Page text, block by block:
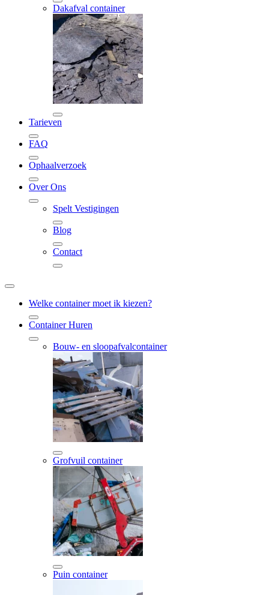
Dakafval container
Tarieven
FAQ
Ophaalverzoek
Over Ons
Spelt Vestigingen
Blog
Contact
Welke container moet ik kiezen?
Container Huren
Bouw- en sloopafvalcontainer
Grofvuil container
Puin container